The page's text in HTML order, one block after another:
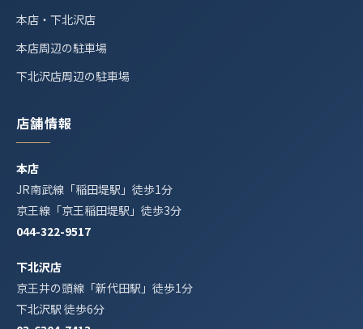
本店・下北沢店
本店周辺の駐車場
下北沢店周辺の駐車場
店舗情報
本店
JR南武線「稲田堤駅」徒歩1分
京王線「京王稲田堤駅」徒歩3分
044-322-9517
下北沢店
京王井の頭線「新代田駅」徒歩1分
下北沢駅 徒歩6分